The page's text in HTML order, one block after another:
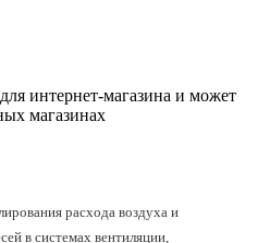
интернет-магазина и может
магазинах
расхода воздуха и
в системах вентиляции,